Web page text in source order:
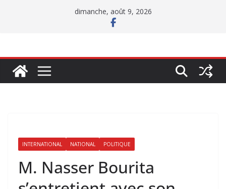
dimanche, août 9, 2026
INTERNATIONAL NATIONAL POLITIQUE
M. Nasser Bourita